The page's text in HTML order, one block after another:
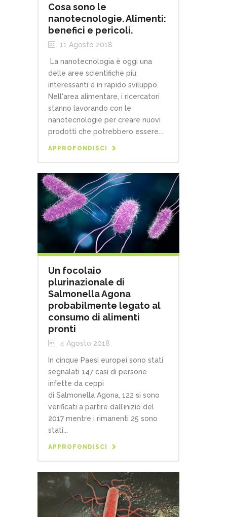
Cosa sono le
nanotecnologie. Alimenti:
benefici e pericoli.
11 Agosto 2018
La nanotecnologia è oggi una
delle aree scientifiche più
interessanti e in rapido sviluppo.
Nell'area alimentare, i ricercatori
stanno lavorando con le
nanotecnologie per creare nuovi
prodotti che potrebbero essere...
APPROFONDISCI
Un focolaio
plurinazionale di
Salmonella Agona
probabilmente legato al
consumo di alimenti
pronti
4 Agosto 2018
In cinque Paesi europei sono stati
segnalati 147 casi di persone
infette da ceppi
di Salmonella Agona, 122 si sono
verificati a partire dall’inizio del
2017 mentre i rimanenti 25 sono
stati...
APPROFONDISCI